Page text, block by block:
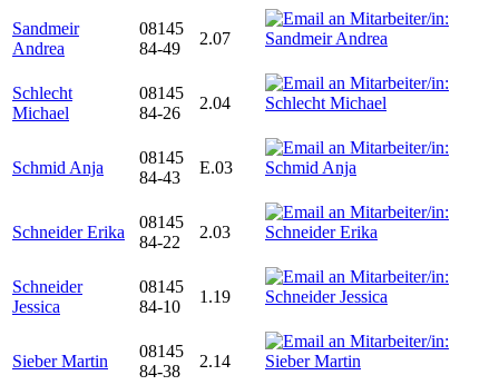
Sandmeir
Andrea
08145
84-49
2.07
Schlecht
Michael
08145
84-26
2.04
Schmid Anja
08145
84-43
E.03
Schneider Erika
08145
84-22
2.03
Schneider
Jessica
08145
84-10
1.19
Sieber Martin
08145
84-38
2.14